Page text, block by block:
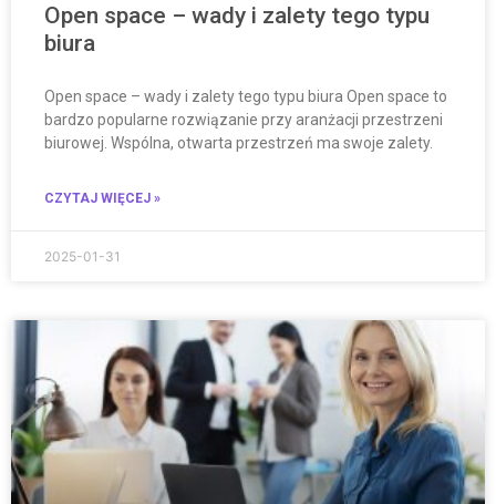
Open space – wady i zalety tego typu
biura
Open space – wady i zalety tego typu biura Open space to
bardzo popularne rozwiązanie przy aranżacji przestrzeni
biurowej. Wspólna, otwarta przestrzeń ma swoje zalety.
CZYTAJ WIĘCEJ »
2025-01-31